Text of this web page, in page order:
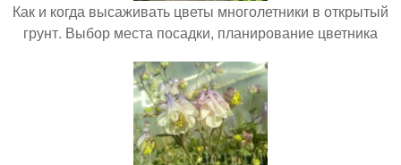
Как и когда высаживать цветы многолетники в открытый
грунт. Выбор места посадки, планирование цветника